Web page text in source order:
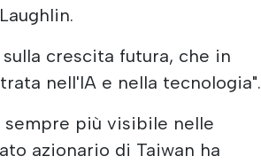
crescita futura, che in
nell'IA e nella tecnologia".
più visibile nelle
azionario di Taiwan ha